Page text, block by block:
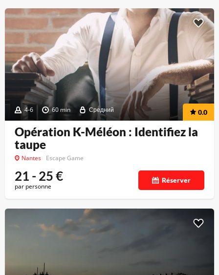
4-6 60 min Средний 0.0
Opération K-Méléon : Identifiez la
taupe
Nantes Escape Game
21 - 25€
par personne
Réserver